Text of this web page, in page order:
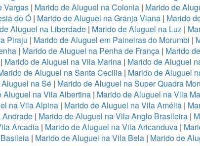
Vargas | Marido de Aluguel na Colonia | Marido de
do Ó| Marido de Aluguel na Granja Viana| Marido
Aluguel na Liberdade | Marido de Aluguel na Luz|
Piraju | Marido de Aluguel em Paineiras do Morumbi |
| Marido de Aluguel na Penha de França | Marido
| Marido de Aluguel na Vila Marina | Marido de Aluguel
de Aluguel na Santa Cecilia| Marido de Aluguel
na Sé | Marido de Aluguel na Super Quadra
Aluguel na Vila Albertina| Marido de Aluguel na Vila
na Vila Alpina | Marido de Aluguel na Vila Amélia |
Andrade | Marido de Aluguel na Vila Anglo Brasileira |
Arcadia | Marido de Aluguel na Vila Aricanduva|
| Marido de Aluguel na Vila Bela| Marido de